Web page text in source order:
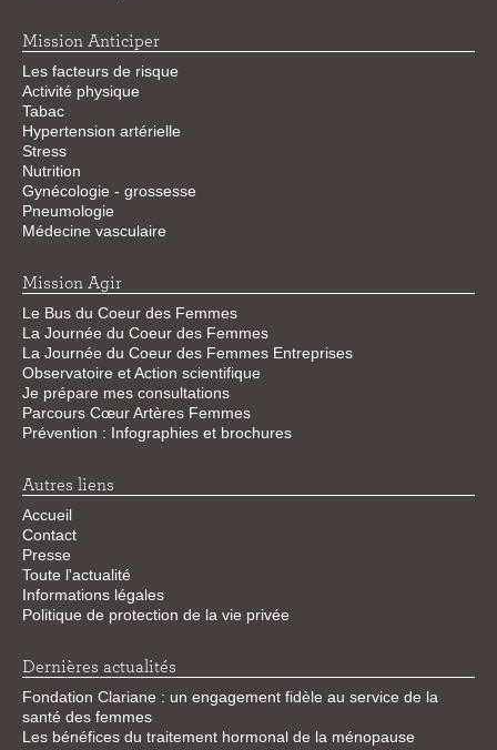
Mission Anticiper
Les facteurs de risque
Activité physique
Tabac
Hypertension artérielle
Stress
Nutrition
Gynécologie - grossesse
Pneumologie
Médecine vasculaire
Mission Agir
Le Bus du Coeur des Femmes
La Journée du Coeur des Femmes
La Journée du Coeur des Femmes Entreprises
Observatoire et Action scientifique
Je prépare mes consultations
Parcours Cœur Artères Femmes
Prévention : Infographies et brochures
Autres liens
Accueil
Contact
Presse
Toute l'actualité
Informations légales
Politique de protection de la vie privée
Dernières actualités
Fondation Clariane : un engagement fidèle au service de la
santé des femmes
Les bénéfices du traitement hormonal de la ménopause